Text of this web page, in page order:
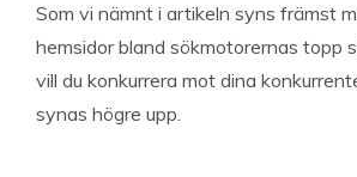
Som vi nämnt i artikeln syns främst
hemsidor bland sökmotorernas topp
vill du konkurrera mot dina
synas högre upp.